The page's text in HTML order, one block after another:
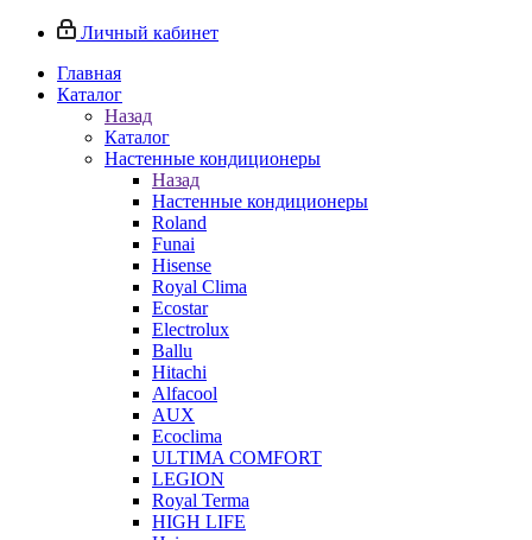
Личный кабинет
Главная
Каталог
Назад
Каталог
Настенные кондиционеры
Назад
Настенные кондиционеры
Roland
Funai
Hisense
Royal Clima
Ecostar
Electrolux
Ballu
Hitachi
Alfacool
AUX
Ecoclima
ULTIMA COMFORT
LEGION
Royal Terma
HIGH LIFE